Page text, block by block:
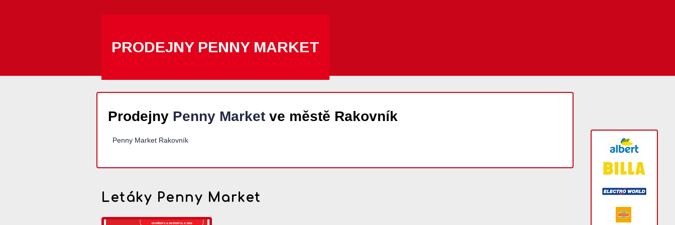
PRODEJNY PENNY MARKET
Prodejny Penny Market ve městě Rakovník
Penny Market Rakovník
Letáky Penny Market